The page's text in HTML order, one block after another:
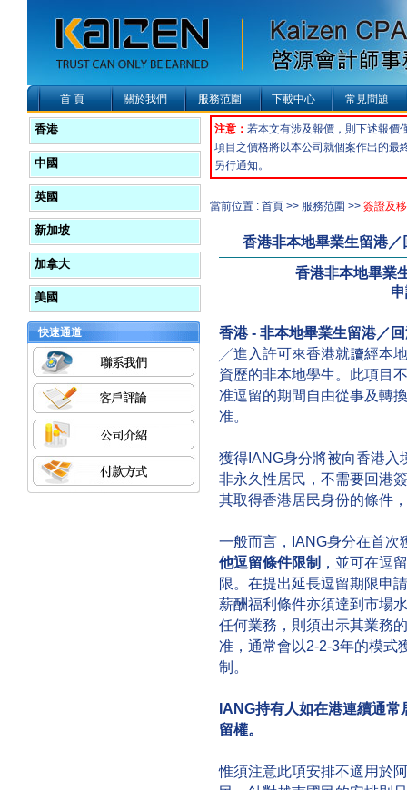
首 頁 關於我們 服務范圍 下載中心 常見問題
香港
中國
英國
新加坡
加拿大
美國
快速通道
注意： 若本文有涉及報價，則下述報價
項目之價格將以本公司就個案作出的最
另行通知。
當前位置 : 首頁 >> 服務范圍 >> 簽證及
香港非本地畢業生留港
香港非本地畢業
香港 - 非本地畢業生留港／
╱進入許可來香港就讀經本
資歷的非本地學生。此項目
准逗留的期間自由從事及轉
准。
獲得IANG身分將被向香港入
非永久性居民，不需要回港
其取得香港居民身份的條件
一般而言，IANG身分在首次
他逗留條件限制 ，並可在逗
限。在提出延長逗留期限申
薪酬福利條件亦須達到市場
任何業務，則須出示其業務
准，通常會以2-2-3年的模式
制。
IANG持有人如在港連續通
留權。
惟須注意此項安排不適用於